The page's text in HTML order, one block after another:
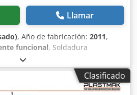
Llamar
, Año de fabricación: 2011,
funcional, Soldadura
(2 máquinas x 4 cabezales) y
de doble cabezal - 1 x
x soldadora VSM30/26 Djdpfx
con sistema de
Clasificado